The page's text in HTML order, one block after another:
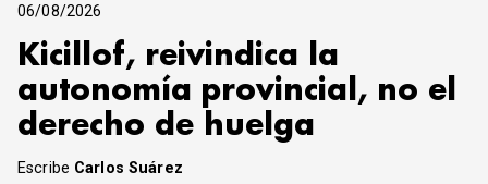
06/08/2026
Kicillof, reivindica la
autonomía provincial, no el
derecho de huelga
Escribe Carlos Suárez